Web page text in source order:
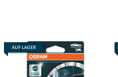
AUF LAGER